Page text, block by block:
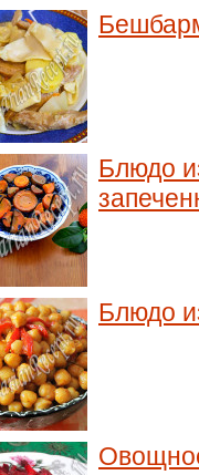
Блюдо
Блюдо